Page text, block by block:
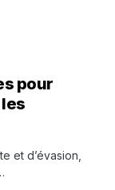
pour
et d’évasion,